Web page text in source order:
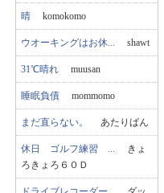
晴 komokomo
ウオーキングはお休... shawt
31℃晴れ muusan
睡眠負債 mommomo
まだ直らない。 あたりばん
休日 ゴルフ練習 ...
きょ
ろきょろ６０Ｄ